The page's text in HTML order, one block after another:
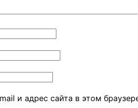
и адрес сайта в этом